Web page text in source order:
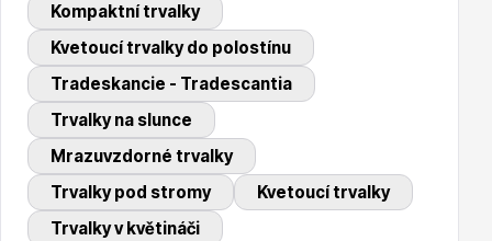
Trvalky
Bylinky do kuchyně
Kompaktní trvalky
Kvetoucí trvalky do polostínu
Tradeskancie - Tradescantia
Trvalky na slunce
Mrazuvzdorné trvalky
Trvalky pod stromy
Kvetoucí trvalky
Trvalky v květináči